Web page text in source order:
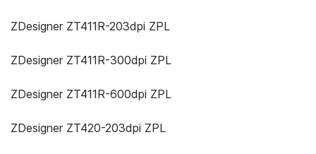
ZDesigner ZT411R-203dpi ZPL
ZDesigner ZT411R-300dpi ZPL
ZDesigner ZT411R-600dpi ZPL
ZDesigner ZT420-203dpi ZPL